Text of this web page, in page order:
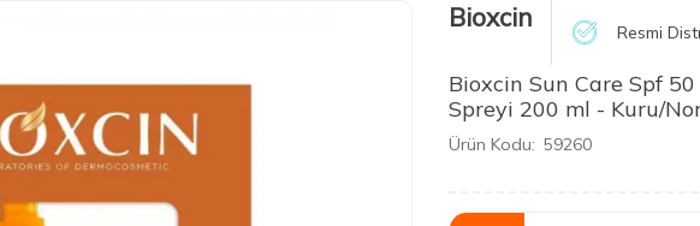
Bioxcin Resmi
Bioxcin Sun Care Spf
Spreyi 200 ml - Kuru/
Ürün Kodu: 59260